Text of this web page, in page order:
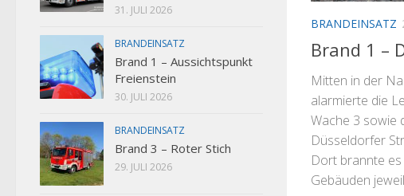
BRANDEINSATZ
Brand 1 –
Mitten in der
alarmierte die
Wache 3 sowie
Düsseldorfer
Dort brannte
Gebäuden
31. JULI 2026
BRANDEINSATZ
Brand 1 – Aussichtspunkt
Freienstein
30. JULI 2026
BRANDEINSATZ
Brand 3 – Roter Stich
29. JULI 2026